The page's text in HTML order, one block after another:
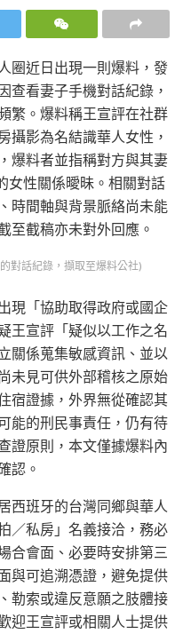
圈近日出現一則爆料，發
查看妻子手機對話紀錄，
繁。爆料稱王宣評在社群
攝影為名結識華人女性，
爆料者並指稱對方與其妻
女性關係曖昧。相關對話
時間軸與背景脈絡尚未能
至截稿亦未對外回應。
對話紀錄，擷取至爆料公社)
現「協助取得政府或國企
王宣評「疑似以工作之名
關係蒐集敏感資訊、並以
未見可供外部稽核之原始
宿證據，外界無從確認其
能的刑民事責任，仍有待
證原則，本文僅據爆料內
認。
西班牙的台灣同鄉與華人
／私房」名義接洽，務必
合會面、必要時安排第三
與可追溯憑證，避免提供
勒索或違反意願之肢體接
迎王宣評或相關人士提供